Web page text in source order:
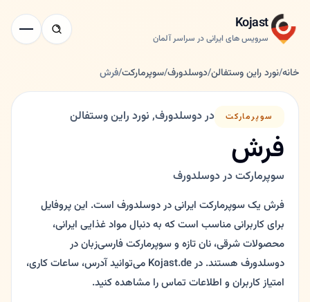
Kojast
سرویس های ایرانی در سراسر آلمان
خانه/نورد راین وستفالن/دوسلدورف/سوپرمارکت/فرش
سوپرمارکت در دوسلدورف, نورد راین وستفالن
فرش
سوپرمارکت در دوسلدورف
فرش یک سوپرمارکت ایرانی در دوسلدورف است. این پروفایل
برای کاربرانی مناسب است که به دنبال مواد غذایی ایرانی،
محصولات شرقی، نان تازه و سوپرمارکت فارسی‌زبان در
دوسلدورف هستند. در Kojast.de می‌توانید آدرس، ساعات کاری،
امتیاز کاربران و اطلاعات تماس را مشاهده کنید.